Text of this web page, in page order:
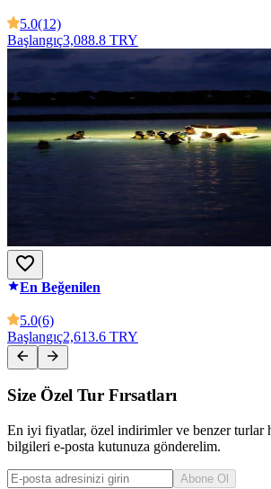
5.0(12)
Başlangıç3,088.8 TRY
En Beğenilen
5.0(6)
Başlangıç2,613.6 TRY
Size Özel Tur Fırsatları
En iyi fiyatlar, özel indirimler ve benzer turlar
bilgileri e-posta kutunuza gönderelim.
Abone Ol